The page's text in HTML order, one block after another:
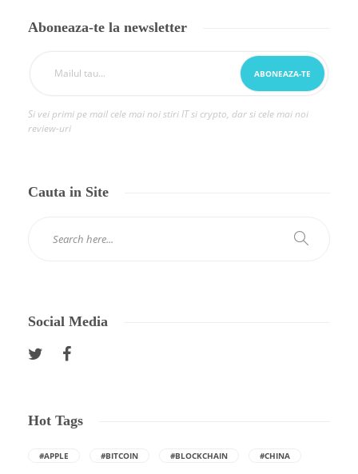
Aboneaza-te la newsletter
Si vei primi pe mail cele mai noi stiri IT si crypto, dar si cele mai noi
review-uri
Cauta in Site
Social Media
Hot Tags
#APPLE #BITCOIN #BLOCKCHAIN #CHINA